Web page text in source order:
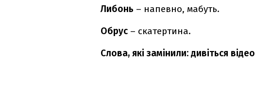
Либонь – напевно, мабуть.
Обрус – скатертина.
Слова, які замінили: дивіться відео